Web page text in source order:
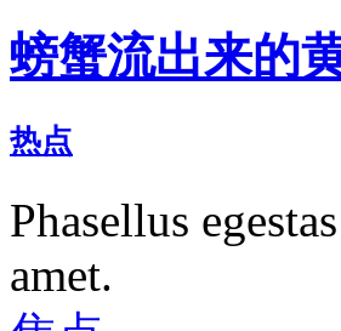
螃蟹流出来的
热点
Phasellus
amet.